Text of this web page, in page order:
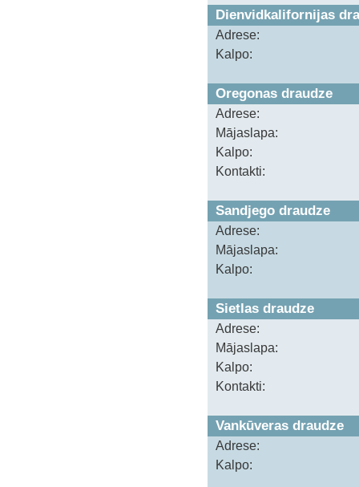
Dienvidkalifornijas
Adrese:
Kalpo:
Oregonas draudze
Adrese:
Mājaslapa:
Kalpo:
Kontakti:
Sandjego draudze
Adrese:
Mājaslapa:
Kalpo:
Sietlas draudze
Adrese:
Mājaslapa:
Kalpo:
Kontakti:
Vankūveras draudze
Adrese:
Kalpo: